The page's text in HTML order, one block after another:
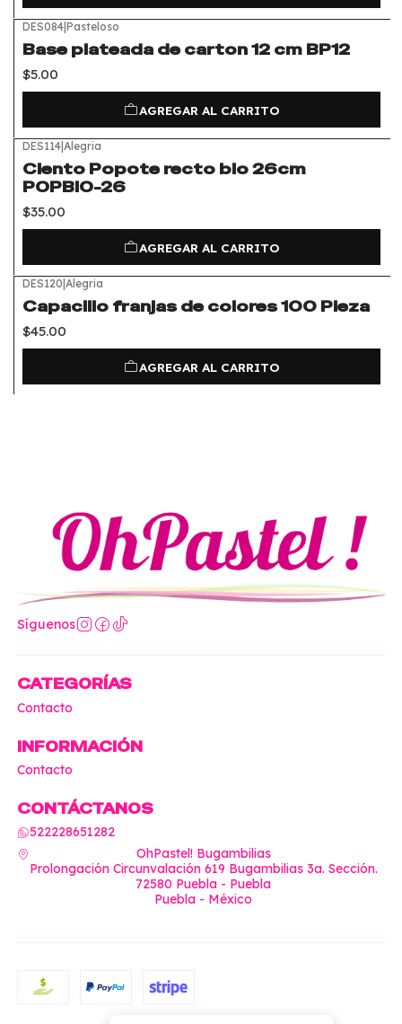
DES084|Pasteloso
Base plateada de carton 12 cm BP12
$5.00
AGREGAR AL CARRITO
DES114|Alegria
Ciento Popote recto bio 26cm
POPBIO-26
$35.00
AGREGAR AL CARRITO
DES120|Alegria
Capacillo franjas de colores 100 Pieza
$45.00
AGREGAR AL CARRITO
Síguenos
CATEGORÍAS
Contacto
INFORMACIÓN
Contacto
CONTÁCTANOS
522228651282
OhPastel! Bugambilias
Prolongación Circunvalación 619 Bugambilias 3a. Sección.
72580 Puebla - Puebla
Puebla - México